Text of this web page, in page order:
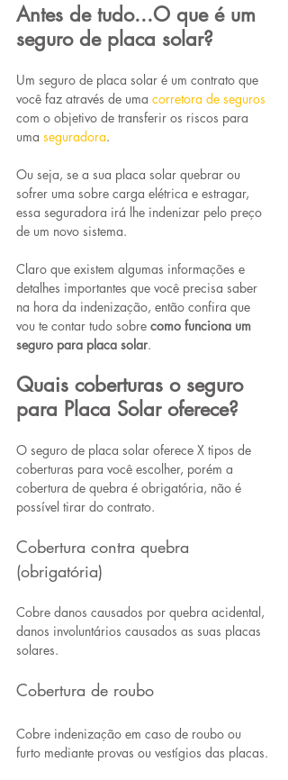
Antes de tudo...O que é um
seguro de placa solar?
Um seguro de placa solar é um contrato que
você faz através de uma corretora de seguros
com o objetivo de transferir os riscos para
uma seguradora.
Ou seja, se a sua placa solar quebrar ou
sofrer uma sobre carga elétrica e estragar,
essa seguradora irá lhe indenizar pelo preço
de um novo sistema.
Claro que existem algumas informações e
detalhes importantes que você precisa saber
na hora da indenização, então confira que
vou te contar tudo sobre como funciona um
seguro para placa solar.
Quais coberturas o seguro
para Placa Solar oferece?
O seguro de placa solar oferece X tipos de
coberturas para você escolher, porém a
cobertura de quebra é obrigatória, não é
possível tirar do contrato.
Cobertura contra quebra
(obrigatória)
Cobre danos causados por quebra acidental,
danos involuntários causados as suas placas
solares.
Cobertura de roubo
Cobre indenização em caso de roubo ou
furto mediante provas ou vestígios das placas.